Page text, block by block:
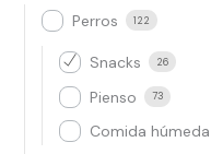
Perros 122
Snacks 26
Pienso 73
Comida húmeda